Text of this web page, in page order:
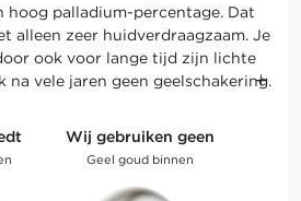
hoog palladium-percentage. Dat
alleen zeer huidverdraagzaam. Je
ook voor lange tijd zijn lichte
vele jaren geen geelschakering.
Wij gebruiken geen
Geel goud binnen